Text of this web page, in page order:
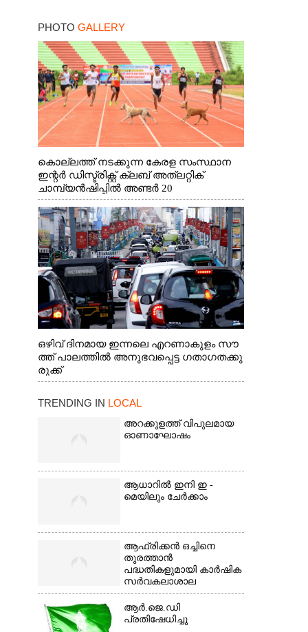
PHOTO GALLERY
കൊല്ലത്ത് നടക്കുന്ന കേരള സംസ്ഥാന
ഇന്റർ ഡിസ്ട്രിക്റ്റ് ക്ലബ് അത്‌ലറ്റിക്
ചാമ്പ്യൻഷിപ്പിൽ അണ്ടർ 20
ആൺകുട്ടികളുടെ 200 മീറ്റർ ഓട്ടം
ഫൈനൽ മത്സരത്തിനിടെ സിന്തറ്റിക്
ട്രാക്കിന് കുറുകെ ഓടുന്ന നായകൾ.
ഒഴിവ് ദിനമായ ഇന്നലെ എറണാകുളം സൗ
ത്ത് പാലത്തിൽ അനുഭവപ്പെട്ട ഗതാഗതക്കു
രുക്ക്
TRENDING IN LOCAL
അറക്കുളത്ത് വിപുലമായ
ഓണാഘോഷം
ആധാറിൽ ഇനി ഇ -
മെയിലും ചേർക്കാം
ആഫ്രിക്കൻ ഒച്ചിനെ
തുരത്താൻ
പദ്ധതികളുമായി കാർഷിക
സർവകലാശാല
ആർ.ജെ.ഡി
പ്രതിഷേധിച്ചു